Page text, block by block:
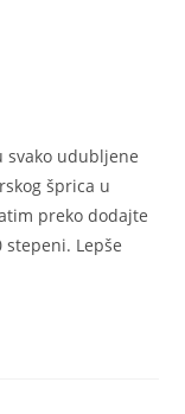
svako udubljene
šprica u
preko dodajte
stepeni. Lepše